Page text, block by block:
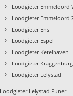
› Loodgieter Emmeloord
› Loodgieter Emmeloord
› Loodgieter Ens
› Loodgieter Espel
› Loodgieter Ketelhaven
› Loodgieter Kraggenburg
› Loodgieter Lelystad
Loodgieter Lelystad Puner